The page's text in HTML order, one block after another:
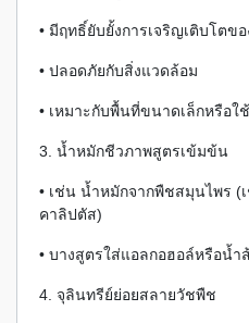
• มีฤทธิ์ยับยั้งการเจริญเติบโตข
• ปลอดภัยกับสิ่งแวดล้อม
• เหมาะกับพื้นที่ขนาดเล็กหรือใ
3. น้ำหมักชีวภาพสูตรเข้มข้น
• เช่น น้ำหมักจากพืชสมุนไพร (
คาลิปตัส)
• บางสูตรใส่แอลกอฮอล์หรือน้
4. จุลินทรีย์ย่อยสลายวัชพืช